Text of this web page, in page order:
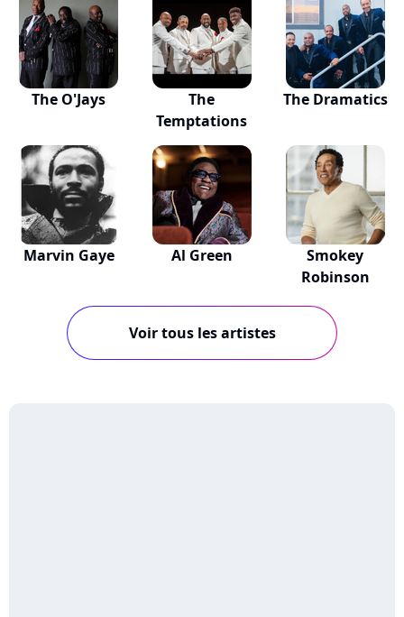
The O'Jays
The
Temptations
The Dramatics
Marvin Gaye Al Green
Smokey
Robinson
Voir tous les artistes